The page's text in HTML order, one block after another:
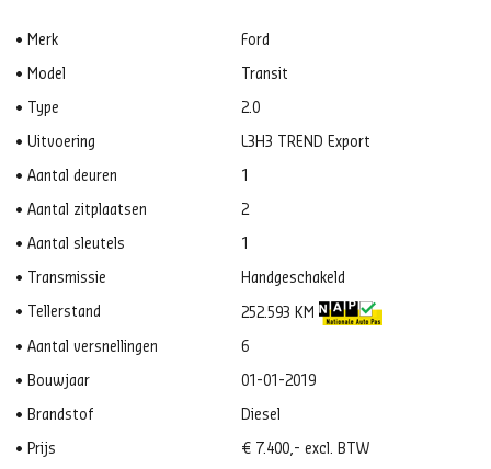
Merk Ford
Model Transit
Type 2.0
Uitvoering L3H3 TREND Export
Aantal deuren 1
Aantal zitplaatsen 2
Aantal sleutels 1
Transmissie Handgeschakeld
Tellerstand 252.593 KM
Aantal versnellingen 6
Bouwjaar 01-01-2019
Brandstof Diesel
Prijs € 7.400,- excl. BTW